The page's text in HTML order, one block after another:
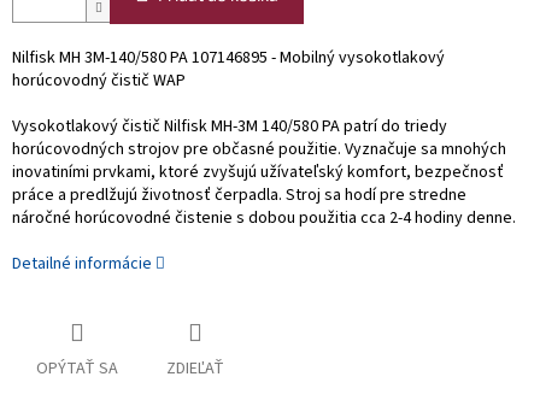
Nilfisk MH 3M-140/580 PA 107146895 - Mobilný vysokotlakový
horúcovodný čistič WAP
Vysokotlakový čistič Nilfisk MH-3M 140/580 PA patrí do triedy
horúcovodných strojov pre občasné použitie. Vyznačuje sa mnohých
inovatiními prvkami, ktoré zvyšujú užívateľský komfort, bezpečnosť
práce a predlžujú životnosť čerpadla. Stroj sa hodí pre stredne
náročné horúcovodné čistenie s dobou použitia cca 2-4 hodiny denne.
Detailné informácie
OPÝTAŤ SA ZDIEĽAŤ